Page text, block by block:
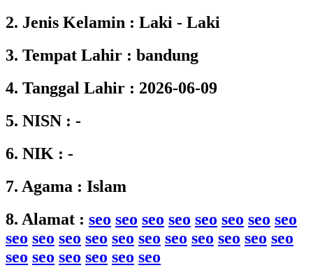
2. Jenis Kelamin : Laki - Laki
3. Tempat Lahir : bandung
4. Tanggal Lahir : 2026-06-09
5. NISN : -
6. NIK : -
7. Agama : Islam
8. Alamat : seo seo seo seo seo seo seo seo
seo seo seo seo seo seo seo seo seo seo seo
seo seo seo seo seo seo